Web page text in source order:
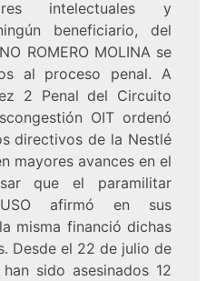
intelectuales y
beneficiario, del
ROMERO MOLINA se
al proceso penal. A
2 Penal del Circuito
OIT ordenó
directivos de la Nestlé
mayores avances en el
que el paramilitar
afirmó en sus
misma financió dichas
Desde el 22 de julio de
sido asesinados 12